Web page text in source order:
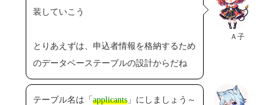
Ａ子
装していこう
とりあえずは、申込者情報を格納するため
のデータベーステーブルの設計からだね
テーブル名は「applicants 」にしましょう～